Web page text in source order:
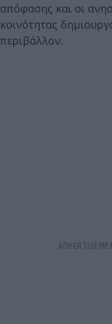
απόφασης και οι
κοινότητας
περιβάλλον.